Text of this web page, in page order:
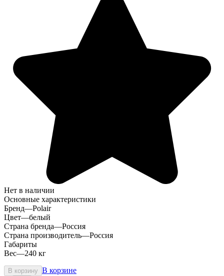
Нет в наличии
Основные характеристики
Бренд—Polair
Цвет—белый
Страна бренда—Россия
Страна производитель—Россия
Габариты
Вес—240 кг
В корзину В корзине